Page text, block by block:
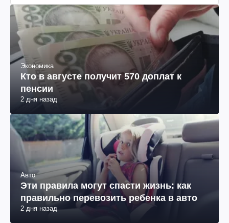
Экономика
Кто в августе получит 570 доплат к
пенсии
2 дня назад
Авто
Эти правила могут спасти жизнь: как
правильно перевозить ребенка в авто
2 дня назад